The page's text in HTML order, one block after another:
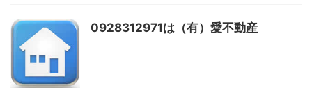
0928312971は（有）愛不動産